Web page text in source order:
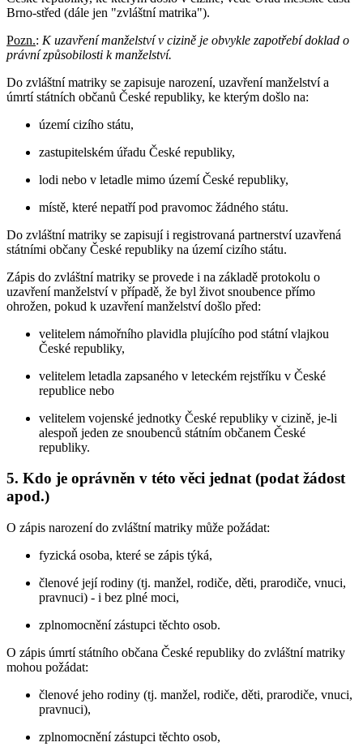
Brno-střed (dále jen "zvláštní matrika").
Pozn.: K uzavření manželství v cizině je obvykle zapotřebí doklad o
právní způsobilosti k manželství.
Do zvláštní matriky se zapisuje narození, uzavření manželství a
úmrtí státních občanů České republiky, ke kterým došlo na:
území cizího státu,
zastupitelském úřadu České republiky,
lodi nebo v letadle mimo území České republiky,
místě, které nepatří pod pravomoc žádného státu.
Do zvláštní matriky se zapisují i registrovaná partnerství uzavřená
státními občany České republiky na území cizího státu.
Zápis do zvláštní matriky se provede i na základě protokolu o
uzavření manželství v případě, že byl život snoubence přímo
ohrožen, pokud k uzavření manželství došlo před:
velitelem námořního plavidla plujícího pod státní vlajkou
České republiky,
velitelem letadla zapsaného v leteckém rejstříku v České
republice nebo
velitelem vojenské jednotky České republiky v cizině, je-li
alespoň jeden ze snoubenců státním občanem České
republiky.
5. Kdo je oprávněn v této věci jednat (podat žádost
apod.)
O zápis narození do zvláštní matriky může požádat:
fyzická osoba, které se zápis týká,
členové její rodiny (tj. manžel, rodiče, děti, prarodiče, vnuci,
pravnuci) - i bez plné moci,
zplnomocnění zástupci těchto osob.
O zápis úmrtí státního občana České republiky do zvláštní matriky
mohou požádat:
členové jeho rodiny (tj. manžel, rodiče, děti, prarodiče, vnuci,
pravnuci),
zplnomocnění zástupci těchto osob,